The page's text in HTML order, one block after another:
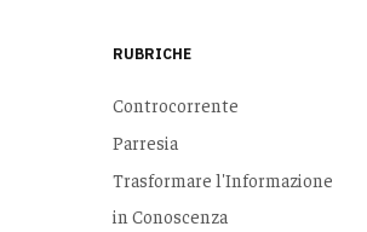
RUBRICHE
Controcorrente
Parresia
Trasformare l'Informazione
in Conoscenza